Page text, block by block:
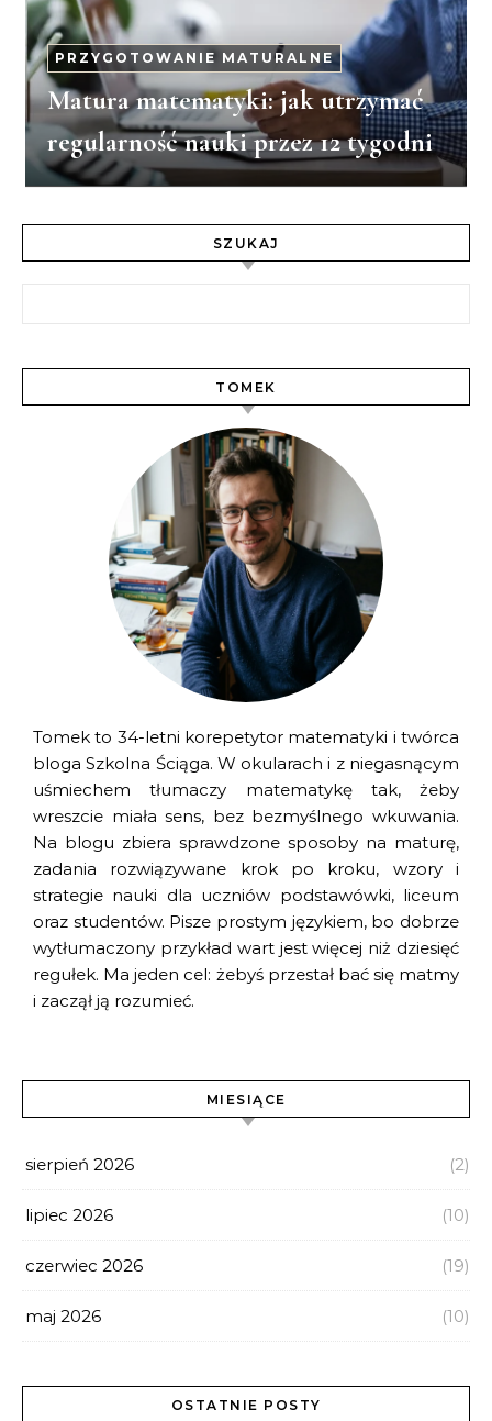
PRZYGOTOWANIE MATURALNE
Matura matematyki: jak utrzymać
regularność nauki przez 12 tygodni
SZUKAJ
TOMEK
Tomek to 34-letni korepetytor matematyki i twórca
bloga Szkolna Ściąga. W okularach i z niegasnącym
uśmiechem tłumaczy matematykę tak, żeby
wreszcie miała sens, bez bezmyślnego wkuwania.
Na blogu zbiera sprawdzone sposoby na maturę,
zadania rozwiązywane krok po kroku, wzory i
strategie nauki dla uczniów podstawówki, liceum
oraz studentów. Pisze prostym językiem, bo dobrze
wytłumaczony przykład wart jest więcej niż dziesięć
regułek. Ma jeden cel: żebyś przestał bać się matmy
i zaczął ją rozumieć.
MIESIĄCE
sierpień 2026 (2)
lipiec 2026 (10)
czerwiec 2026 (19)
maj 2026 (10)
OSTATNIE POSTY